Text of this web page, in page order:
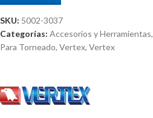
SKU: 5002-3037
Categorías: Accesorios y Herramientas,
Para Torneado, Vertex, Vertex